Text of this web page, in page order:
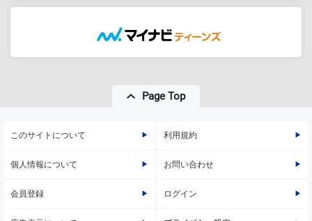
Page Top
このサイトについて 利用規約
個人情報について お問い合わせ
会員登録 ログイン